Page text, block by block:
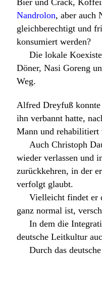
Bier und Crack,
Nandrolon, aber auch
gleichberechtigt und
konsumiert werden?
Die lokale
Döner, Nasi Goreng
Weg.
Alfred Dreyfuß
ihn verbannt hatte,
Mann und rehabilitiert
Auch Christoph
wieder verlassen und
zurückkehren, in der
verfolgt glaubt.
Vielleicht findet er
ganz normal ist,
In dem die
deutsche Leitkultur
Durch das deutsche